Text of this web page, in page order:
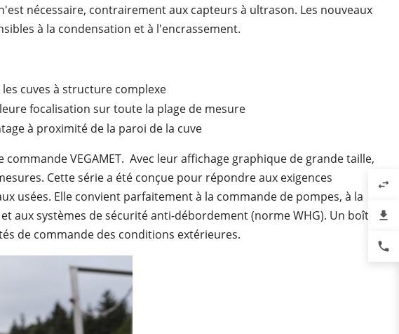
nécessaire, contrairement aux capteurs à ultrason. Les nouveaux
à la condensation et à l'encrassement.
cuves à structure complexe
focalisation sur toute la plage de mesure
à proximité de la paroi de la cuve
VEGAMET. Avec leur affichage graphique de grande taille,
Cette série a été conçue pour répondre aux exigences
usées. Elle convient parfaitement à la commande de pompes, à la
aux systèmes de sécurité anti-débordement (norme WHG). Un boîtier
de commande des conditions extérieures.
swap_horiz
file_download
phone